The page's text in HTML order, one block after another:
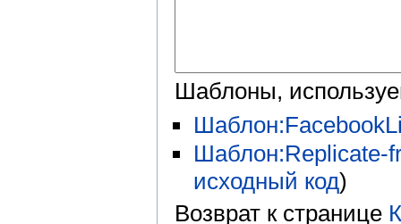
Шаблоны,
Шаблон:Replicate-
исходный код)
Возврат к странице